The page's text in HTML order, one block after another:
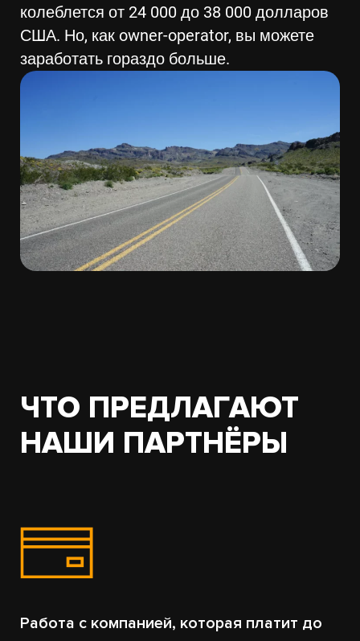
колеблется от 24 000 до 38 000 долларов
США. Но, как owner-operator, вы можете
заработать гораздо больше.
ЧТО ПРЕДЛАГАЮТ
НАШИ ПАРТНЁРЫ
Работа с компанией, которая платит до